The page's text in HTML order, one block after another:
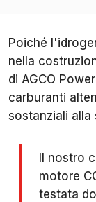
Poiché
nella
di AGCO
carburanti
sostanziali alla
Il nostro
motore
testata